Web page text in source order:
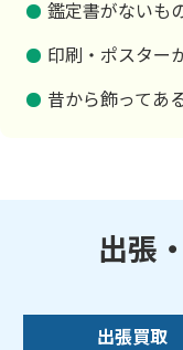
鑑定書がないも
印刷・ポスター
昔から飾ってあ
出張
出張買取